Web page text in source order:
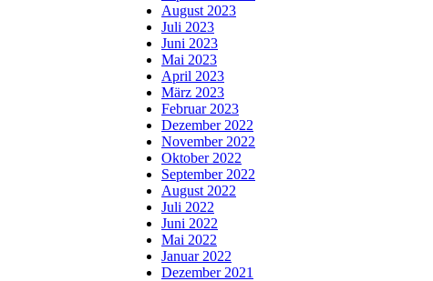
August 2023
Juli 2023
Juni 2023
Mai 2023
April 2023
März 2023
Februar 2023
Dezember 2022
November 2022
Oktober 2022
September 2022
August 2022
Juli 2022
Juni 2022
Mai 2022
Januar 2022
Dezember 2021